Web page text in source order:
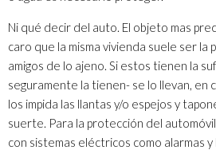
Ni qué decir del auto. El objeto mas
caro que la misma vivienda suele ser la
amigos de lo ajeno. Si estos tienen la
seguramente la tienen- se lo llevan, en
los impida las llantas y/o espejos y
suerte. Para la protección del
con sistemas eléctricos como alarmas